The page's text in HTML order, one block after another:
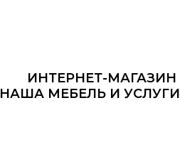
ИНТЕРНЕТ-МАГАЗИН
НАША МЕБЕЛЬ И УСЛУГИ